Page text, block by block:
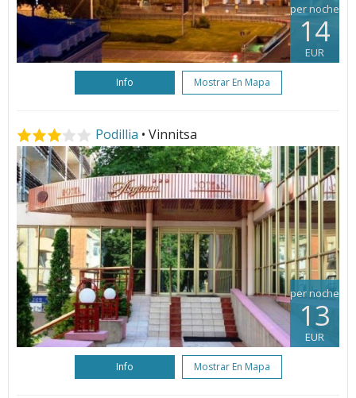
per noche
14
EUR
Info Mostrar En Mapa
Podillia • Vinnitsa
per noche
13
EUR
Info Mostrar En Mapa